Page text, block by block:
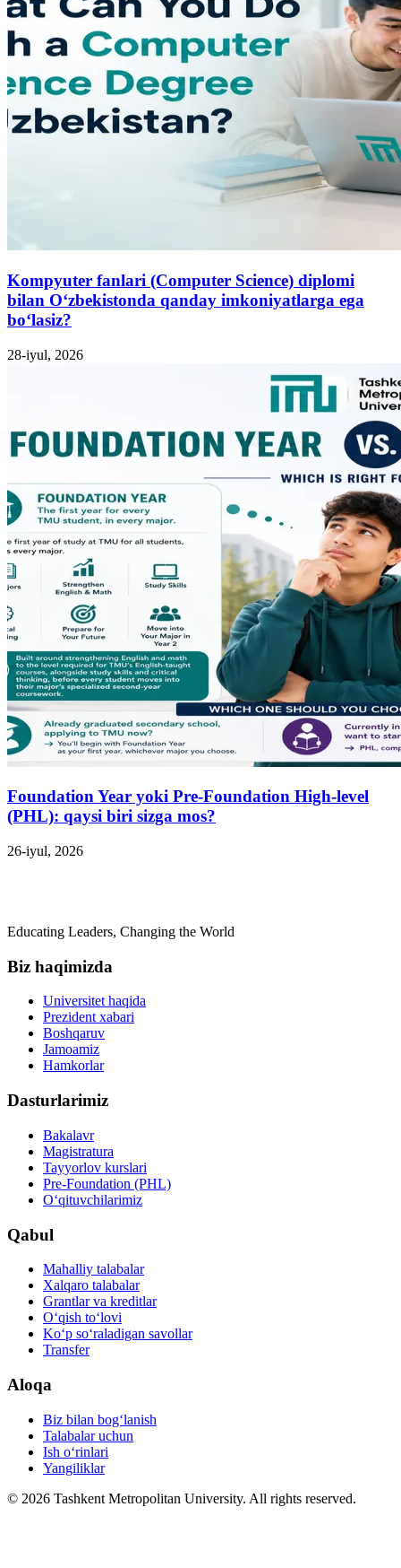
Kompyuter fanlari (Computer Science) diplomi
bilan O‘zbekistonda qanday imkoniyatlarga ega
bo‘lasiz?
28-iyul, 2026
Foundation Year yoki Pre-Foundation High-level
(PHL): qaysi biri sizga mos?
26-iyul, 2026
Educating Leaders, Changing the World
Biz haqimizda
Universitet haqida
Prezident xabari
Boshqaruv
Jamoamiz
Hamkorlar
Dasturlarimiz
Bakalavr
Magistratura
Tayyorlov kurslari
Pre-Foundation (PHL)
O‘qituvchilarimiz
Qabul
Mahalliy talabalar
Xalqaro talabalar
Grantlar va kreditlar
O‘qish to‘lovi
Ko‘p so‘raladigan savollar
Transfer
Aloqa
Biz bilan bog‘lanish
Talabalar uchun
Ish o‘rinlari
Yangiliklar
© 2026 Tashkent Metropolitan University. All rights reserved.